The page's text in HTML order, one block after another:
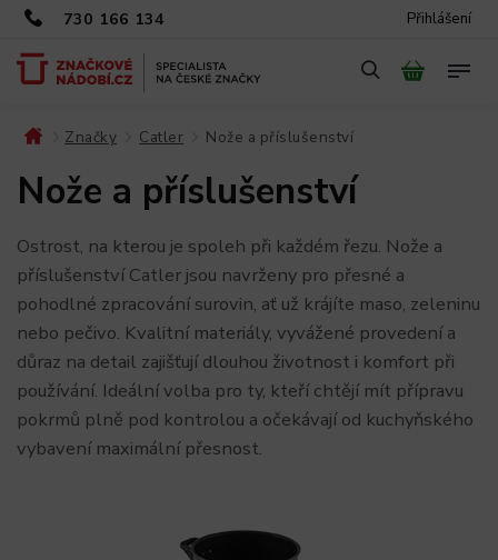
730 166 134 Přihlášení
Značky Catler Nože a příslušenství
Nože a příslušenství
Ostrost, na kterou je spoleh při každém řezu. Nože a
příslušenství Catler jsou navrženy pro přesné a
pohodlné zpracování surovin, ať už krájíte maso, zeleninu
nebo pečivo. Kvalitní materiály, vyvážené provedení a
důraz na detail zajišťují dlouhou životnost i komfort při
používání. Ideální volba pro ty, kteří chtějí mít přípravu
pokrmů plně pod kontrolou a očekávají od kuchyňského
vybavení maximální přesnost.